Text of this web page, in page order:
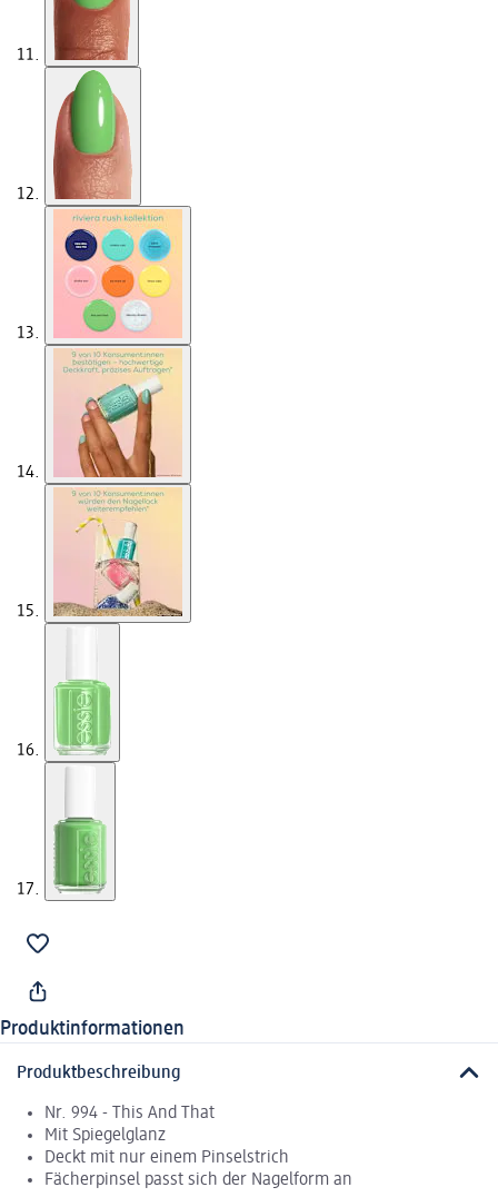
Produktinformationen
Produktbeschreibung
Nr. 994 - This And That
Mit Spiegelglanz
Deckt mit nur einem Pinselstrich
Fächerpinsel passt sich der Nagelform an